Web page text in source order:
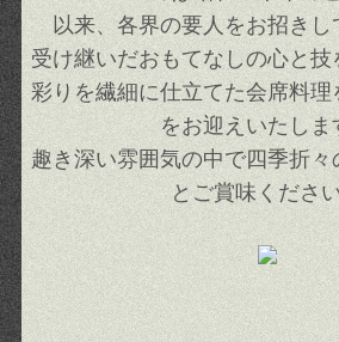
以来、各界の要人をお招きし
受け継いだおもてなしの心と
彩りを繊細に仕立てた会席料理
をお迎えいたしま
趣き深い雰囲気の中で四季折
とご賞味くださ